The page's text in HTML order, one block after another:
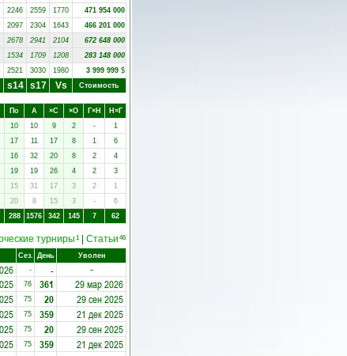
2246 2559 1770
471 954 000
2097 2304 1643
466 201 000
2678 2941 2104
672 648 000
1534 1709 1208
283 148 000
2521 3030 1980 3 999 999 $
s14 s17 Vs Стоимость
Пo А ×C ×O Г×Н
Н×Г
10 10 9 2 -
1
17 11 17 8 1
6
16 32 20 8 2
4
19 19 26 4 2
3
15 31 17 3 2
1
20 8 15 3 -
6
288 1576 342 145 7 62
турниры 1 Статьи 46
Сез. День Уволен
- -
-
76 361 29 мар 2026
75 20 29 сен 2025
75 359 21 дек 2025
75 20 29 сен 2025
75 359 21 дек 2025